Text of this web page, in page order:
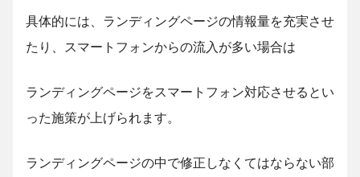
具体的には、ランディングページの情報量を充実させ
たり、スマートフォンからの流入が多い場合は
ランディングページをスマートフォン対応させるとい
った施策が上げられます。
ランディングページの中で修正しなくてはならない部